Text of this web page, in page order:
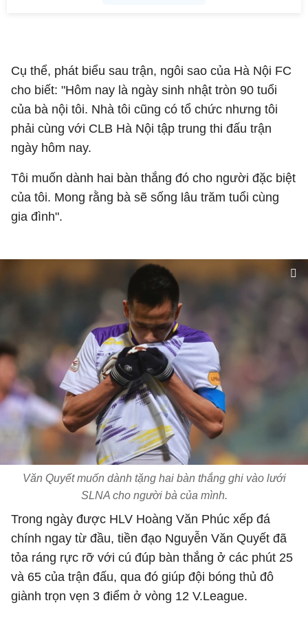
Cụ thể, phát biểu sau trận, ngôi sao của Hà Nội FC
cho biết: "Hôm nay là ngày sinh nhật tròn 90 tuổi
của bà nội tôi. Nhà tôi cũng có tổ chức nhưng tôi
phải cùng với CLB Hà Nội tập trung thi đấu trận
ngày hôm nay.
Tôi muốn dành hai bàn thắng đó cho người đặc biệt
của tôi. Mong rằng bà sẽ sống lâu trăm tuổi cùng
gia đình".
Văn Quyết muốn dành tặng hai bàn thắng ghi vào lưới
SLNA cho người bà của mình.
Trong ngày được HLV Hoàng Văn Phúc xếp đá
chính ngay từ đầu, tiền đạo Nguyễn Văn Quyết đã
tỏa ráng rực rỡ với cú đúp bàn thắng ở các phút 25
và 65 của trận đấu, qua đó giúp đội bóng thủ đô
giành trọn vẹn 3 điểm ở vòng 12 V.League.